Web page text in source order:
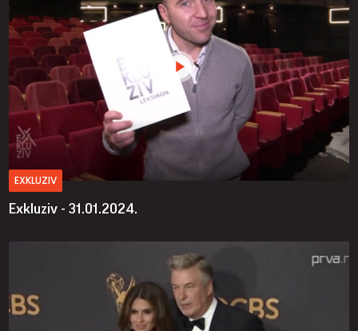
EXKLUZIV
Exkluziv - 31.01.2024.